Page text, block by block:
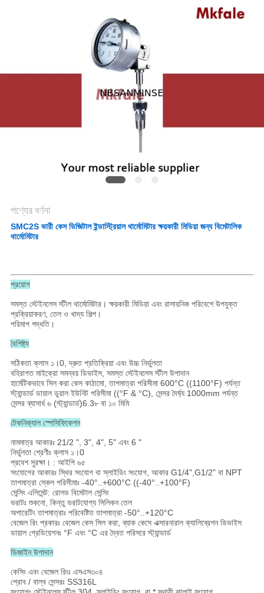
পণ্যের বর্ণনা
SMC2S ভারী কেস ডিজিটাল ইন্ডাস্ট্রিয়াল থার্মোমিটার ক্ষয়কারী মিডিয়া জন্য বিমেটালিক
থার্মোমিটার
প্রয়োগ
সমস্ত স্টেইনলেস স্টীল থার্মোমিটার। ক্ষয়কারী মিডিয়া এবং রাসায়নিক পরিবেশে উপযুক্ত
প্রক্রিয়াকরণ, তেল ও খাদ্য শিল্প।
পরিমাপ পদ্ধতি।
বৈশিষ্ট্য
সঠিকতা ক্লাস ১।0, দ্রুত প্রতিক্রিয়া এবং উচ্চ নির্ভুলতা
বহিরাগত মাইক্রো সমন্বয় ডিভাইস, সমস্ত স্টেইনলেস স্টীল উপাদান
হার্মেটিকভাবে সিল করা কেস কাঠামো, তাপমাত্রা পরিসীমা 600°C ((1100°F) পর্যন্ত
স্ট্যান্ডার্ড ডায়াল ডুয়াল ইউনিট পরিসীমা ((°F & °C), সেন্সর দৈর্ঘ্য 1000mm পর্যন্ত
সেন্সর ব্যাসার্ধ ৬ (স্ট্যান্ডার্ড)6.3৮ বা ১০ মিমি
টেকনিক্যাল স্পেসিফিকেশন
নামমাত্র আকারঃ 21/2 ", 3", 4", 5" এবং 6 "
নির্ভুলতা শ্রেণীঃ ক্লাস ১।0
প্রবেশ সুরক্ষা। : আইপি ৬৫
সংযোগের আকারঃ স্থির সংযোগ বা স্লাইডিং সংযোগ, আকার G1/4",G1/2" বা NPT
তাপমাত্রা স্কেল পরিসীমাঃ -40°..+600°C ((-40°..+100°F)
সেন্সিং এলিমেন্ট: রোলড বিমেটাল সেন্সিং
ভরাটঃ শুকনো, কিন্তু ভরাটযোগ্য সিলিকন তেল
অপারেটিং তাপমাত্রাঃ পরিবেষ্টিত তাপমাত্রা -50°..+120°C
বেজেল রিং প্রকারঃ বেজেল কেস সিল করা, ব্যাক কেসে এক্সারনারাল ক্যালিব্রেশন ডিভাইস
ডায়াল গ্রেডিয়েশনঃ °F এবং °C এর দ্বৈত পরিসরে স্ট্যান্ডার্ড
ডিজাইন উপাদান
কেসিং এবং বেজেল রিংঃ এসএস৩০৪
প্রোব / বাল্ব সেন্সরঃ SS316L